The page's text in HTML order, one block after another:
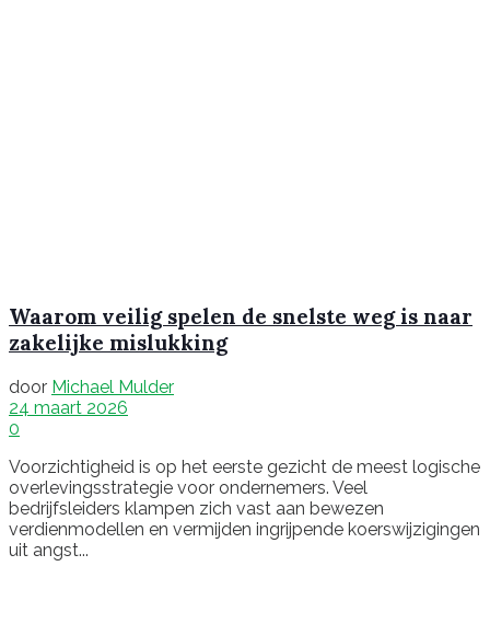
Waarom veilig spelen de snelste weg is naar
zakelijke mislukking
door Michael Mulder
24 maart 2026
0
Voorzichtigheid is op het eerste gezicht de meest logische
overlevingsstrategie voor ondernemers. Veel
bedrijfsleiders klampen zich vast aan bewezen
verdienmodellen en vermijden ingrijpende koerswijzigingen
uit angst...